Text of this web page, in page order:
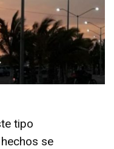
tipo
se